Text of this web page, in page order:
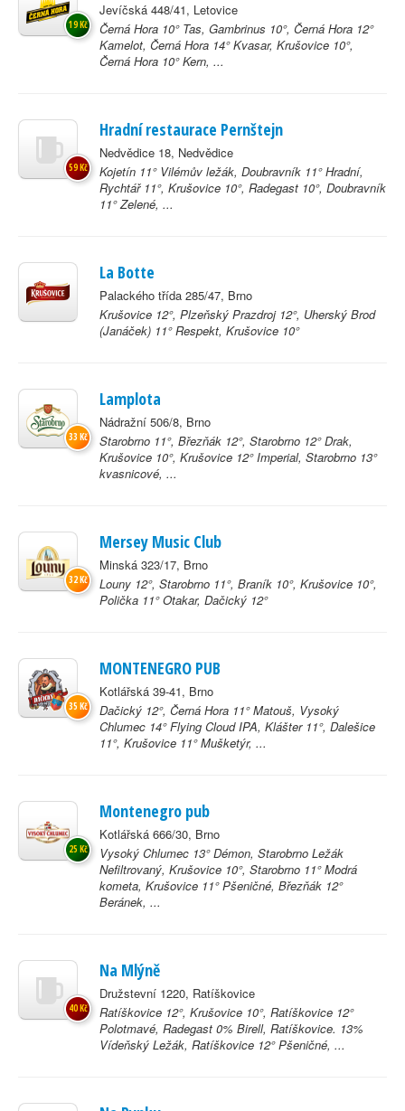
Jevíčská 448/41, Letovice
Černá Hora 10° Tas, Gambrinus 10°, Černá Hora 12°
Kamelot, Černá Hora 14° Kvasar, Krušovice 10°,
Černá Hora 10° Kern, ...
19 Kč
Hradní restaurace Pernštejn
Nedvědice 18, Nedvědice
Kojetín 11° Vilémův ležák, Doubravník 11° Hradní,
Rychtář 11°, Krušovice 10°, Radegast 10°, Doubravník
11° Zelené, ...
59 Kč
La Botte
Palackého třída 285/47, Brno
Krušovice 12°, Plzeňský Prazdroj 12°, Uherský Brod
(Janáček) 11° Respekt, Krušovice 10°
Lamplota
Nádražní 506/8, Brno
Starobrno 11°, Březňák 12°, Starobrno 12° Drak,
Krušovice 10°, Krušovice 12° Imperial, Starobrno 13°
kvasnicové, ...
33 Kč
Mersey Music Club
Minská 323/17, Brno
Louny 12°, Starobrno 11°, Braník 10°, Krušovice 10°,
Polička 11° Otakar, Dačický 12°
32 Kč
MONTENEGRO PUB
Kotlářská 39-41, Brno
Dačický 12°, Černá Hora 11° Matouš, Vysoký
Chlumec 14° Flying Cloud IPA, Klášter 11°, Dalešice
11°, Krušovice 11° Mušketýr, ...
35 Kč
Montenegro pub
Kotlářská 666/30, Brno
Vysoký Chlumec 13° Démon, Starobrno Ležák
Nefiltrovaný, Krušovice 10°, Starobrno 11° Modrá
kometa, Krušovice 11° Pšeničné, Březňák 12°
Beránek, ...
25 Kč
Na Mlýně
Družstevní 1220, Ratíškovice
Ratíškovice 12°, Krušovice 10°, Ratíškovice 12°
Polotmavé, Radegast 0% Birell, Ratíškovice. 13%
Vídeňský Ležák, Ratíškovice 12° Pšeničné, ...
40 Kč